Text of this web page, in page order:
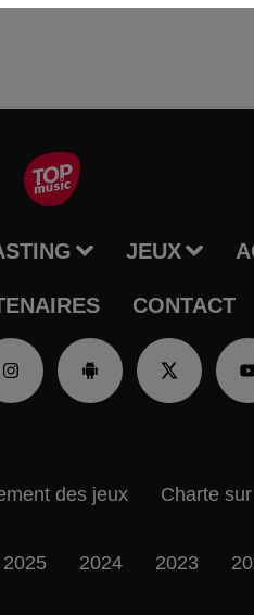
JEUX
CONTACT
des jeux Charte
2025 2024 2023